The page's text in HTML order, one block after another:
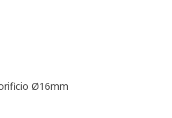
Ø16mm